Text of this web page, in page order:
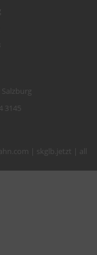
3145
| skglb.jetzt | all